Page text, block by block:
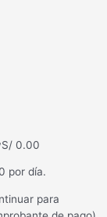
S/ 0.00
por día.
para